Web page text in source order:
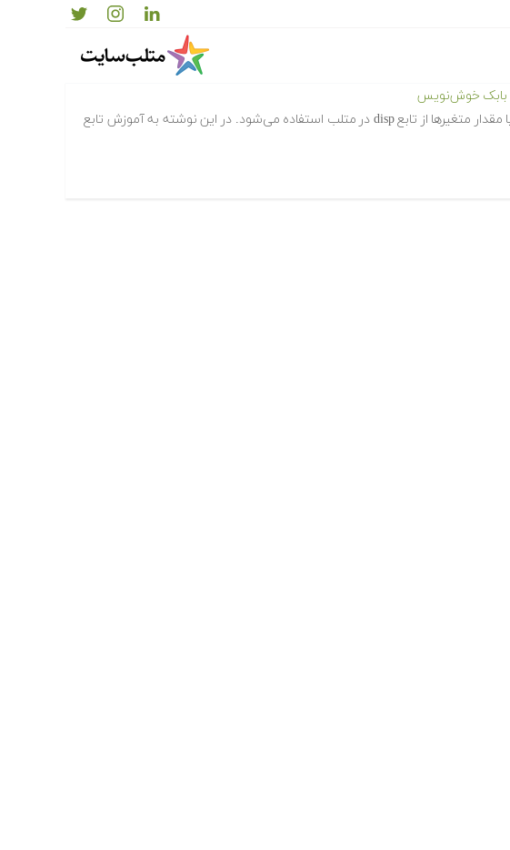
بابک خوش‌نویس
برای نمایش متن یا مقدار متغیرها از تابع disp در متلب استفاده می‌شود. در این نوشته به آموزش تابع